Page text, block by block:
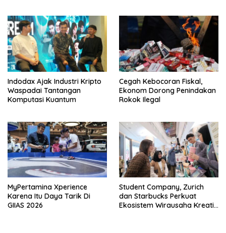
Indodax Ajak Industri Kripto
Waspadai Tantangan
Komputasi Kuantum
Cegah Kebocoran Fiskal,
Ekonom Dorong Penindakan
Rokok Ilegal
MyPertamina Xperience
Karena Itu Daya Tarik Di
GIIAS 2026
Student Company, Zurich
dan Starbucks Perkuat
Ekosistem Wirausaha Kreatif